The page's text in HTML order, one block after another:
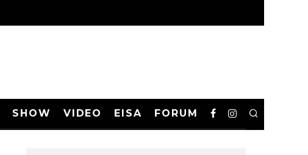
SHOW VIDEO EISA FORUM